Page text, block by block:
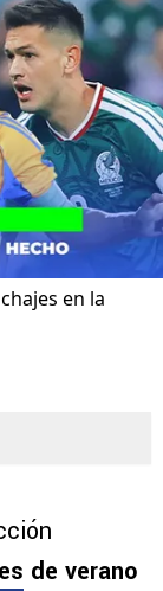
en la
de verano